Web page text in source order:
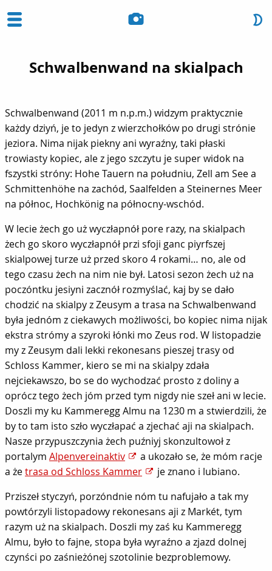
Schwalbenwand na skialpach
Schwalbenwand (2011 m n.p.m.) widzym praktycznie
każdy dziyń, je to jedyn z wierzchołków po drugi strónie
jeziora. Nima nijak piekny ani wyraźny, taki płaski
trowiasty kopiec, ale z jego szczytu je super widok na
fszystki stróny: Hohe Tauern na południu, Zell am See a
Schmittenhöhe na zachód, Saalfelden a Steinernes Meer
na północ, Hochkönig na północny-wschód.
W lecie żech go uż wyczłapnół pore razy, na skialpach
żech go skoro wyczłapnół przi sfoji ganc piyrfszej
skialpowej turze uż przed skoro 4 rokami… no, ale od
tego czasu żech na nim nie był. Latosi sezon żech uż na
poczóntku jesiyni zacznół rozmyślać, kaj by se dało
chodzić na skialpy z Zeusym a trasa na Schwalbenwand
była jednóm z ciekawych możliwości, bo kopiec nima nijak
ekstra strómy a szyroki łónki mo Zeus rod. W listopadzie
my z Zeusym dali lekki rekonesans pieszej trasy od
Schloss Kammer, kiero se mi na skialpy zdała
nejciekawszo, bo se do wychodzać prosto z doliny a
oprócz tego żech jóm przed tym nigdy nie szeł ani w lecie.
Doszli my ku Kammeregg Almu na 1230 m a stwierdzili, że
by to tam isto szło wyczłapać a zjechać aji na skialpach.
Nasze przypuszczynia żech puźniyj skonzultowoł z
portalym Alpenvereinaktiv
a ukozało se, że móm racje
a żetrasa od Schloss Kammer
je znano i lubiano.
Prziszeł styczyń, porzóndnie nóm tu nafujało a tak my
powtórzyli listopadowy rekonesans aji z Markét, tym
razym uż na skialpach. Doszli my zaś ku Kammeregg
Almu, było to fajne, stopa była wyraźno a zjazd dolnej
czynści po zaśnieżónej szotolinie bezproblemowy.